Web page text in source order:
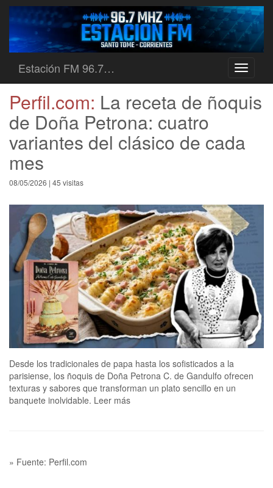
Toggle
Estación FM 96.7…
Perfil.com: La receta de ñoquis
de Doña Petrona: cuatro
variantes del clásico de cada
mes
08/05/2026 | 45 visitas
Desde los tradicionales de papa hasta los sofisticados a la
parisiense, los ñoquis de Doña Petrona C. de Gandulfo ofrecen
texturas y sabores que transforman un plato sencillo en un
banquete inolvidable. Leer más
» Fuente: Perfil.com